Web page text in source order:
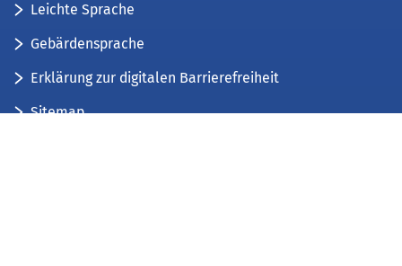
Leichte Sprache
Gebärdensprache
Erklärung zur digitalen Barrierefreiheit
Sitemap